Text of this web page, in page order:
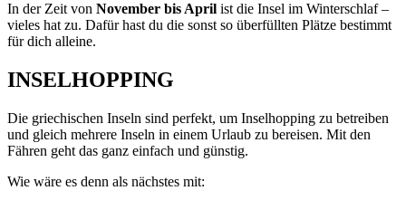
In der Zeit von November bis April ist die Insel im Winterschlaf –
vieles hat zu. Dafür hast du die sonst so überfüllten Plätze bestimmt
für dich alleine.
INSELHOPPING
Die griechischen Inseln sind perfekt, um Inselhopping zu betreiben
und gleich mehrere Inseln in einem Urlaub zu bereisen. Mit den
Fähren geht das ganz einfach und günstig.
Wie wäre es denn als nächstes mit: